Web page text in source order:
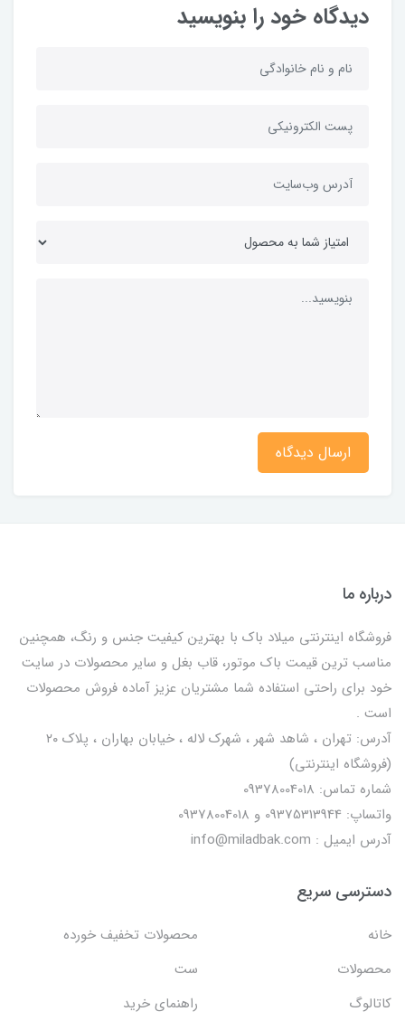
دیدگاه خود را بنویسید
ارسال دیدگاه
درباره ما
فروشگاه اینترنتی میلاد باک با بهترین کیفیت جنس و رنگ، همچنین
مناسب ترین قیمت باک موتور، قاب بغل و سایر محصولات در سایت
خود برای راحتی استفاده شما مشتریان عزیز آماده فروش محصولات
است .
آدرس: تهران ، شاهد شهر ، شهرک لاله ، خیابان بهاران ، پلاک ۲۰
(فروشگاه اینترنتی)
شماره تماس: 09378004018
واتساپ: 09375313944 و 09378004018
آدرس ایمیل : info@miladbak.com
دسترسی سریع
خانه
محصولات تخفیف خورده
محصولات
ست
کاتالوگ
راهنمای خرید